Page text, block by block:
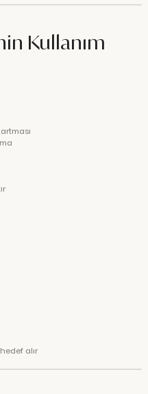
Kullanım
alır